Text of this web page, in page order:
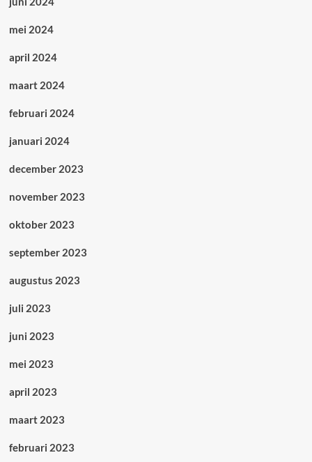
mei 2024
april 2024
maart 2024
februari 2024
januari 2024
december 2023
november 2023
oktober 2023
september 2023
augustus 2023
juli 2023
juni 2023
mei 2023
april 2023
maart 2023
februari 2023